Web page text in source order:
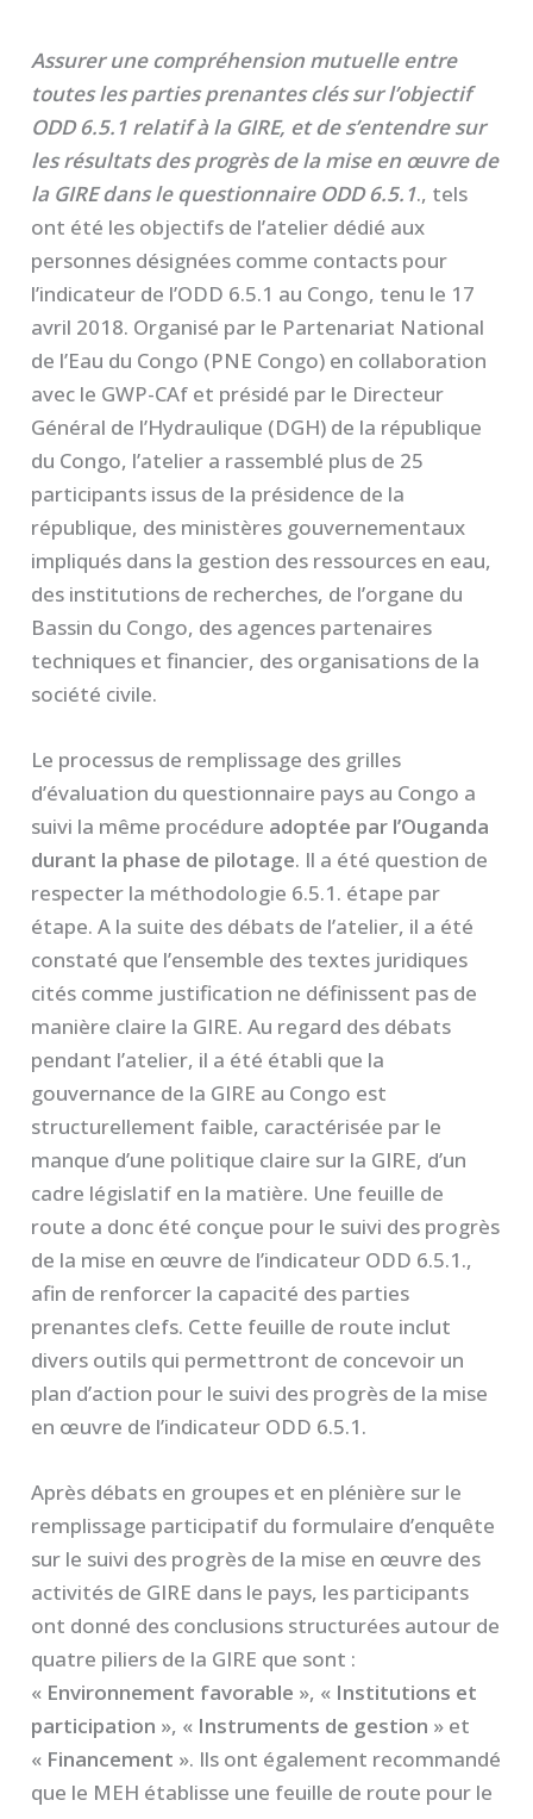
Assurer une compréhension mutuelle entre
toutes les parties prenantes clés sur l’objectif
ODD 6.5.1 relatif à la GIRE, et de s’entendre sur
les résultats des progrès de la mise en œuvre de
la GIRE dans le questionnaire ODD 6.5.1., tels
ont été les objectifs de l’atelier dédié aux
personnes désignées comme contacts pour
l’indicateur de l’ODD 6.5.1 au Congo, tenu le 17
avril 2018. Organisé par le Partenariat National
de l’Eau du Congo (PNE Congo) en collaboration
avec le GWP-CAf et présidé par le Directeur
Général de l’Hydraulique (DGH) de la république
du Congo, l’atelier a rassemblé plus de 25
participants issus de la présidence de la
république, des ministères gouvernementaux
impliqués dans la gestion des ressources en eau,
des institutions de recherches, de l’organe du
Bassin du Congo, des agences partenaires
techniques et financier, des organisations de la
société civile.
Le processus de remplissage des grilles
d’évaluation du questionnaire pays au Congo a
suivi la même procédure adoptée par l’Ouganda
durant la phase de pilotage. Il a été question de
respecter la méthodologie 6.5.1. étape par
étape. A la suite des débats de l’atelier, il a été
constaté que l’ensemble des textes juridiques
cités comme justification ne définissent pas de
manière claire la GIRE. Au regard des débats
pendant l’atelier, il a été établi que la
gouvernance de la GIRE au Congo est
structurellement faible, caractérisée par le
manque d’une politique claire sur la GIRE, d’un
cadre législatif en la matière. Une feuille de
route a donc été conçue pour le suivi des progrès
de la mise en œuvre de l’indicateur ODD 6.5.1.,
afin de renforcer la capacité des parties
prenantes clefs. Cette feuille de route inclut
divers outils qui permettront de concevoir un
plan d’action pour le suivi des progrès de la mise
en œuvre de l’indicateur ODD 6.5.1.
Après débats en groupes et en plénière sur le
remplissage participatif du formulaire d’enquête
sur le suivi des progrès de la mise en œuvre des
activités de GIRE dans le pays, les participants
ont donné des conclusions structurées autour de
quatre piliers de la GIRE que sont :
« Environnement favorable », « Institutions et
participation », « Instruments de gestion » et
« Financement ». Ils ont également recommandé
que le MEH établisse une feuille de route pour le